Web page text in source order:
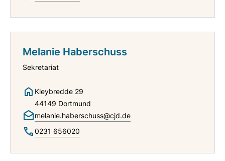
Melanie Haberschuss
Sekretariat
Kleybredde 29
44149 Dortmund
melanie.haberschuss@cjd.de
0231 656020